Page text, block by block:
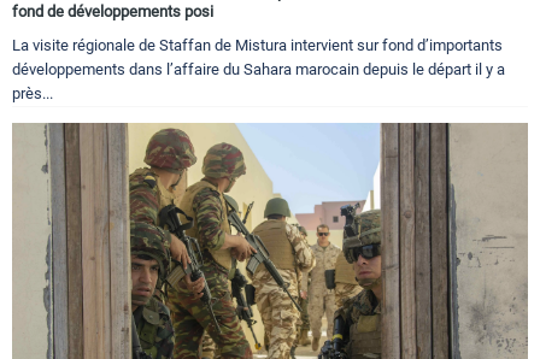
fond de développements posi
La visite régionale de Staffan de Mistura intervient sur fond d’importants
développements dans l’affaire du Sahara marocain depuis le départ il y a
près...